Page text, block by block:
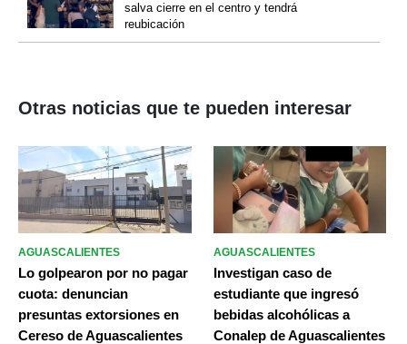
salva cierre en el centro y tendrá
reubicación
Otras noticias que te pueden interesar
AGUASCALIENTES
Lo golpearon por no pagar
cuota: denuncian
presuntas extorsiones en
Cereso de Aguascalientes
AGUASCALIENTES
Investigan caso de
estudiante que ingresó
bebidas alcohólicas a
Conalep de Aguascalientes